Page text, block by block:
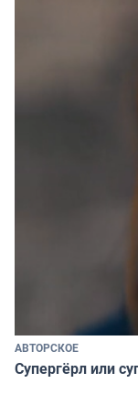
АВТОРСКОЕ
Супергёрл или